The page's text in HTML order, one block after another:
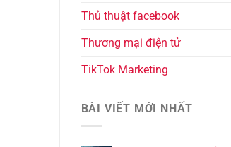
Thủ thuật facebook
Thương mại điện tử
TikTok Marketing
BÀI VIẾT MỚI NHẤT